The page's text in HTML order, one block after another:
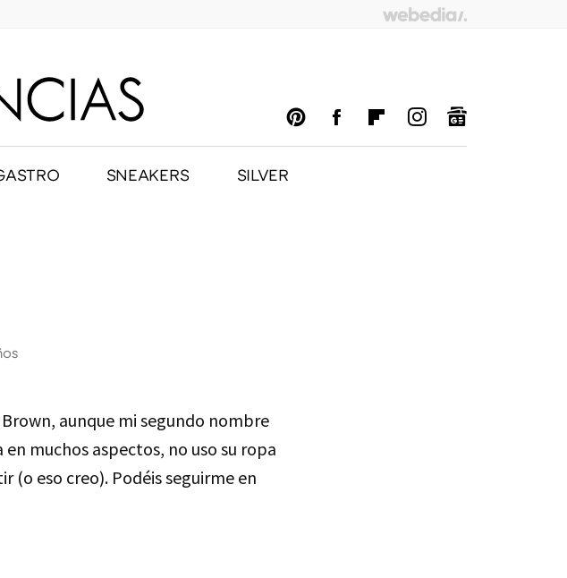
SNEAKERS SILVER
aunque mi segundo nombre
muchos aspectos, no uso su ropa
(o eso creo). Podéis seguirme en